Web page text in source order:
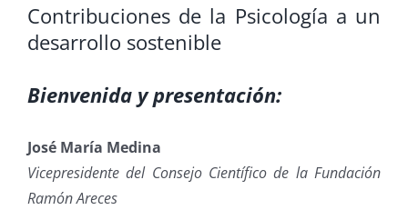
Contribuciones de la Psicología a un
desarrollo sostenible
Bienvenida y presentación:
José María Medina
Vicepresidente del Consejo Científico de la Fundación
Ramón Areces